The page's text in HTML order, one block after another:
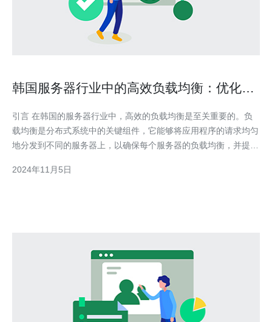
韩国服务器行业中的高效负载均衡：优化性
引言 在韩国的服务器行业中，高效的负载均衡是至关重要的。负
载均衡是分布式系统中的关键组件，它能够将应用程序的请求均匀
地分发到不同的服务器上，以确保每个服务器的负载均衡，并提供
器行业主要采用硬件负载均衡器来实现负载均衡。然而，这些硬件
2024年11月5日